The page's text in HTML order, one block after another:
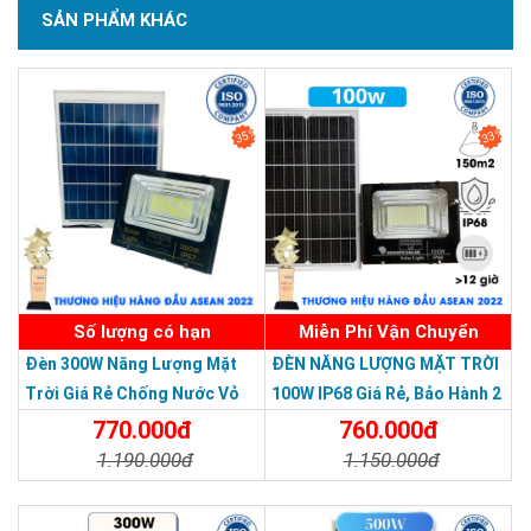
Chất liệu nhôm đúc nguyên khối chắc chắn, tản
SẢN PHẨM CHẤT LƯỢNG - DỊCH VỤ TIN DÙNG LẦN VII - 2020
SẢN PHẨM KHÁC
35%
Số lượng có hạn
Đèn 300W Năng Lượng Mặt
Trời Giá Rẻ Chống Nước Vỏ
Nhôm Đúc770.000đ
1.190.000đ
33%
Miễn Phí Vận Chuyển
ĐÈN NĂNG LƯỢNG MẶT TRỜI
100W IP68 Giá Rẻ, Bảo Hành 2
760.000đ
1.150.000đ